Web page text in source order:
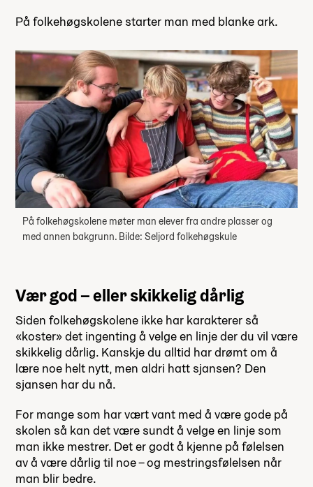
På folkehøgskolene starter man med blanke ark.
På folkehøgskolene møter man elever fra andre plasser og
med annen bakgrunn. Bilde: Seljord folkehøgskule
Vær god – eller skikkelig dårlig
Siden folkehøgskolene ikke har karakterer så
«koster» det ingenting å velge en linje der du vil være
skikkelig dårlig. Kanskje du alltid har drømt om å
lære noe helt nytt, men aldri hatt sjansen? Den
sjansen har du nå.
For mange som har vært vant med å være gode på
skolen så kan det være sundt å velge en linje som
man ikke mestrer. Det er godt å kjenne på følelsen
av å være dårlig til noe – og mestringsfølelsen når
man blir bedre.